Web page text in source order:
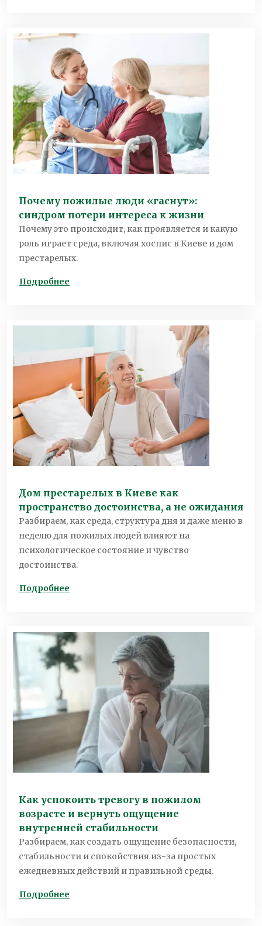
Почему пожилые люди «гаснут»:
синдром потери интереса к жизни
Почему это происходит, как проявляется и какую
роль играет среда, включая хоспис в Киеве и дом
престарелых.
Подробнее
Дом престарелых в Киеве как
пространство достоинства, а не ожидания
Разбираем, как среда, структура дня и даже меню в
неделю для пожилых людей влияют на
психологическое состояние и чувство
достоинства.
Подробнее
Как успокоить тревогу в пожилом
возрасте и вернуть ощущение
внутренней стабильности
Разбираем, как создать ощущение безопасности,
стабильности и спокойствия из-за простых
ежедневных действий и правильной среды.
Подробнее